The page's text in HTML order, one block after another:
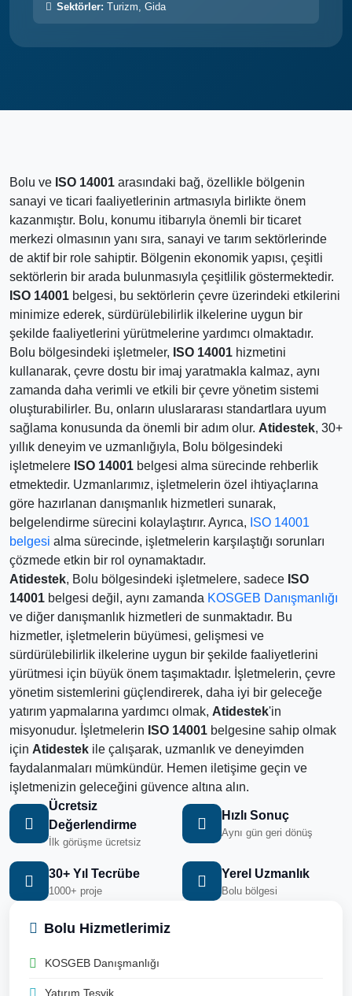
Sektörler: Turizm, Gida
Bolu ve ISO 14001 arasındaki bağ, özellikle bölgenin
sanayi ve ticari faaliyetlerinin artmasıyla birlikte önem
kazanmıştır. Bolu, konumu itibarıyla önemli bir ticaret
merkezi olmasının yanı sıra, sanayi ve tarım sektörlerinde
de aktif bir role sahiptir. Bölgenin ekonomik yapısı, çeşitli
sektörlerin bir arada bulunmasıyla çeşitlilik göstermektedir.
ISO 14001 belgesi, bu sektörlerin çevre üzerindeki etkilerini
minimize ederek, sürdürülebilirlik ilkelerine uygun bir
şekilde faaliyetlerini yürütmelerine yardımcı olmaktadır.
Bolu bölgesindeki işletmeler, ISO 14001 hizmetini
kullanarak, çevre dostu bir imaj yaratmakla kalmaz, aynı
zamanda daha verimli ve etkili bir çevre yönetim sistemi
oluşturabilirler. Bu, onların uluslararası standartlara uyum
sağlama konusunda da önemli bir adım olur. Atidestek, 30+
yıllık deneyim ve uzmanlığıyla, Bolu bölgesindeki
işletmelere ISO 14001 belgesi alma sürecinde rehberlik
etmektedir. Uzmanlarımız, işletmelerin özel ihtiyaçlarına
göre hazırlanan danışmanlık hizmetleri sunarak,
belgelendirme sürecini kolaylaştırır. Ayrıca, ISO 14001
belgesi alma sürecinde, işletmelerin karşılaştığı sorunları
çözmede etkin bir rol oynamaktadır.
Atidestek, Bolu bölgesindeki işletmelere, sadece ISO
14001 belgesi değil, aynı zamanda KOSGEB Danışmanlığı
ve diğer danışmanlık hizmetleri de sunmaktadır. Bu
hizmetler, işletmelerin büyümesi, gelişmesi ve
sürdürülebilirlik ilkelerine uygun bir şekilde faaliyetlerini
yürütmesi için büyük önem taşımaktadır. İşletmelerin, çevre
yönetim sistemlerini güçlendirerek, daha iyi bir geleceğe
yatırım yapmalarına yardımcı olmak, Atidestek'in
misyonudur. İşletmelerin ISO 14001 belgesine sahip olmak
için Atidestek ile çalışarak, uzmanlık ve deneyimden
faydalanmaları mümkündür. Hemen iletişime geçin ve
işletmenizin geleceğini güvence altına alın.
Ücretsiz
Değerlendirme
İlk görüşme ücretsiz
Hızlı Sonuç
Aynı gün geri dönüş
30+ Yıl Tecrübe
1000+ proje
Yerel Uzmanlık
Bolu bölgesi
Bolu Hizmetlerimiz
KOSGEB Danışmanlığı
Yatırım Teşvik